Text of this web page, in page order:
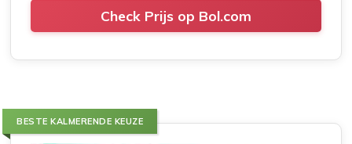
Check Prijs op Bol.com
BESTE KALMERENDE KEUZE